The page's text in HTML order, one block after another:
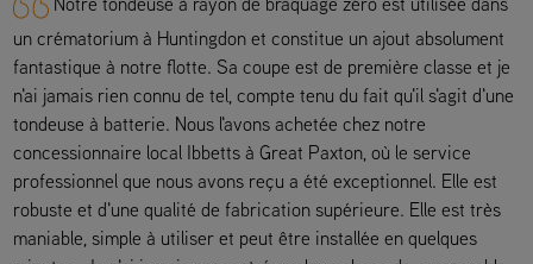
un crématorium à Huntingdon et constitue un ajout absolument
fantastique à notre flotte. Sa coupe est de première classe et je
n'ai jamais rien connu de tel, compte tenu du fait qu'il s'agit d'une
tondeuse à batterie. Nous l'avons achetée chez notre
concessionnaire local Ibbetts à Great Paxton, où le service
professionnel que nous avons reçu a été exceptionnel. Elle est
robuste et d'une qualité de fabrication supérieure. Elle est très
maniable, simple à utiliser et peut être installée en quelques